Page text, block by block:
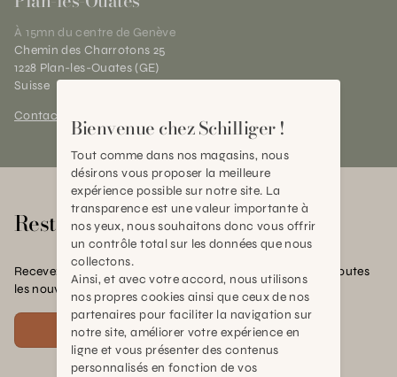
À 15mn du centre de Genève
Chemin des Charrotons 25
1228 Plan-les-Ouates (GE)
Suisse
Contact et horaires
Rester en contact
Recevez nos offres exclusives, nos conseils pratiques et toutes
les nouvelles Schilliger
S'inscrire
Bienvenue chez Schilliger !
Tout comme dans nos magasins, nous
désirons vous proposer la meilleure
expérience possible sur notre site. La
transparence est une valeur importante à
nos yeux, nous souhaitons donc vous offrir
un contrôle total sur les données que nous
collectons.
Ainsi, et avec votre accord, nous utilisons
nos propres cookies ainsi que ceux de nos
partenaires pour faciliter la navigation sur
notre site, améliorer votre expérience en
ligne et vous présenter des contenus
personnalisés en fonction de vos